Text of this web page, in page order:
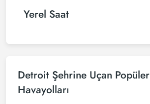
Yerel Saat
Detroit Şehrine Uçan Popüler
Havayolları